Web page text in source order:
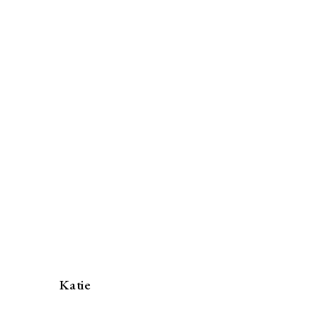
Katie